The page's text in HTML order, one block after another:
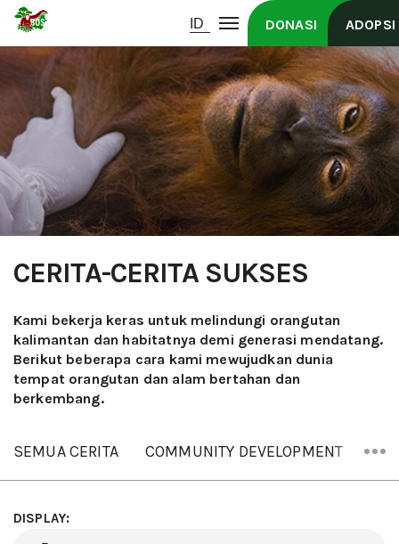
DONASI ADOPSI
CERITA-CERITA SUKSES
Kami bekerja keras untuk melindungi orangutan
kalimantan dan habitatnya demi generasi mendatang.
Berikut beberapa cara kami mewujudkan dunia
tempat orangutan dan alam bertahan dan
berkembang.
SEMUA CERITA COMMUNITY DEVELOPMENT
DISPLAY: